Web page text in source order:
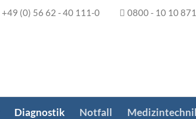
+49 (0) 56 62 - 40 111-0 0800 - 10 10 871
Diagnostik Notfall